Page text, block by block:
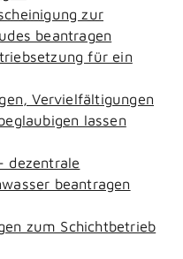
zur
beantragen
für ein
Vervielfältigungen
lassen
dezentrale
beantragen
zum Schichtbetrieb